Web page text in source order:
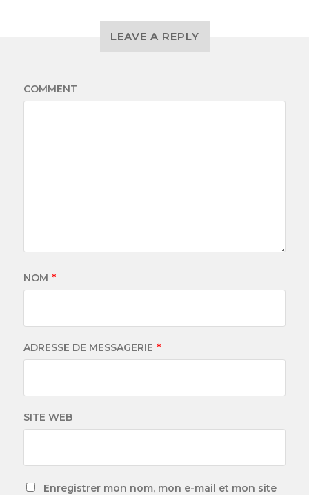
LEAVE A REPLY
COMMENT
NOM *
ADRESSE DE MESSAGERIE *
SITE WEB
Enregistrer mon nom, mon e-mail et mon site